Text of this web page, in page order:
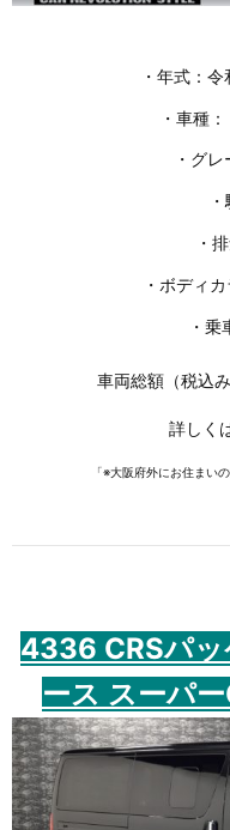
・年式：
・車種
・グ
・
・ボディ
・
車両総額（税込み
詳しく
「※大阪府外にお住まい
4336 CRSパ
ース スーパ